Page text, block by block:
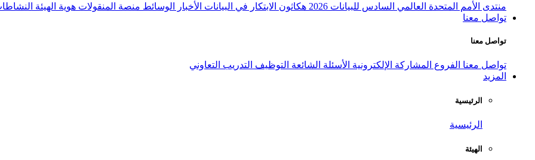
منتدى الأمم المتحدة العالمي السادس للبيانات 2026 هكاثون الابتكار في البيانات الأخبار الوسائط منصة المنقولات هوية الهيئة
تواصل معنا
تواصل معنا
تواصل معنا الفروع المشاركة الإلكترونية الأسئلة الشائعة التوظيف التدريب التعاوني
المزيد
الرئيسية
الرئيسية
الهيئة